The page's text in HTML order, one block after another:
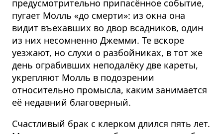
предусмотрительно припасённое событие,
пугает Молль «до смерти»: из окна она
видит въехавших во двор всадников, один
из них несомненно Джемми. Те вскоре
уезжают, но слухи о разбойниках, в тот же
день ограбивших неподалёку две кареты,
укрепляют Молль в подозрении
относительно промысла, каким занимается
её недавний благоверный.
Счастливый брак с клерком длился пять лет.